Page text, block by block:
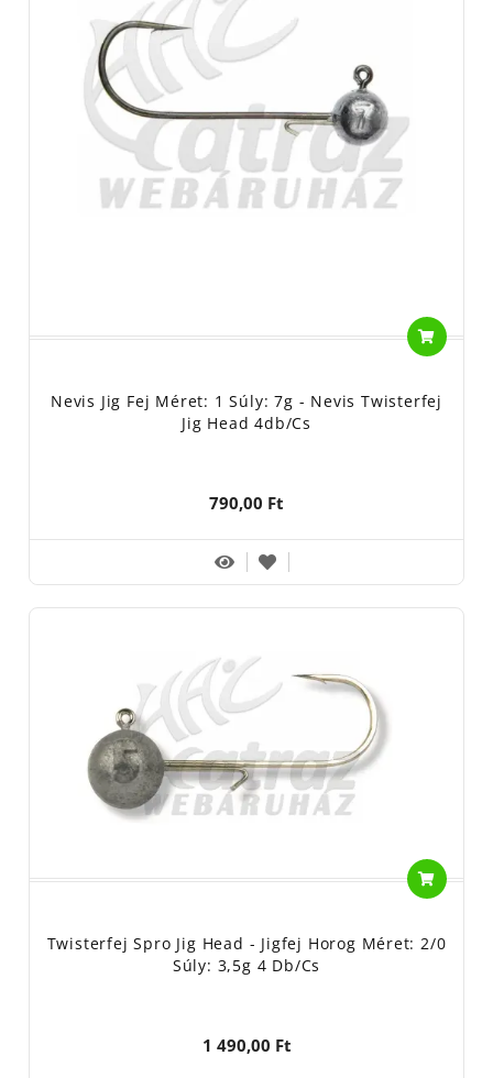
Nevis Jig Fej Méret: 1 Súly: 7g - Nevis Twisterfej
Jig Head 4db/cs
790,00 Ft
Twisterfej Spro Jig Head - Jigfej Horog Méret: 2/0
Súly: 3,5g 4 Db/cs
1 490,00 Ft